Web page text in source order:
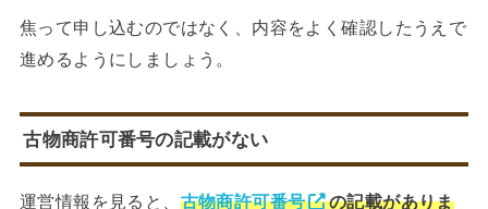
焦って申し込むのではなく、内容をよく確認したうえで
進めるようにしましょう。
古物商許可番号の記載がない
運営情報を見ると、 古物商許可番号
の記載がありま